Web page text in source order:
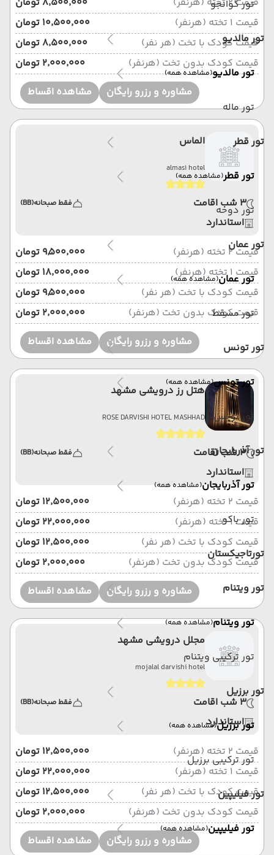
تور گوانجو
تور مالدیو
تور مالدیو(مشاهده همه)
تور ماله
تور قطر
تور قطر(مشاهده همه)
تور دوحه
تور عمان
تور عمان(مشاهده همه)
تور مسقط
تور تونس
تور تونس(مشاهده همه)
تور تونس
تور آذربایجان
تور آذربایجان(مشاهده همه)
تور باکو
تورتاجیکستان
تور ویتنام
تور ویتنام(مشاهده همه)
تور ترکیبی ویتنام
تور برزیل
تور برزیل(مشاهده همه)
تور ترکیبی برزیل
تور فیلیپین
تور فیلیپین(مشاهده همه)
قیمت 1 تخته (هرنفر)
۱۰٬۵۰۰٬۰۰۰ تومان
قیمت کودک با تخت (هر نفر)
۸٬۵۰۰٬۰۰۰ تومان
قیمت کودک بدون تخت (هرنفر)
۲٬۰۰۰٬۰۰۰ تومان
مشاوره و رزرو رایگان
مشاهده اقساط
الماس
almas1 hotel
3 شب اقامت فقط صبحانه(BB)
استاندارد
قیمت 2 تخته (هرنفر)
۹٬۵۰۰٬۰۰۰ تومان
قیمت 1 تخته (هرنفر)
۱۸٬۰۰۰٬۰۰۰ تومان
قیمت کودک با تخت (هر نفر)
۹٬۵۰۰٬۰۰۰ تومان
قیمت کودک بدون تخت (هرنفر)
۲٬۰۰۰٬۰۰۰ تومان
مشاوره و رزرو رایگان
مشاهده اقساط
هتل رز درویشی مشهد
ROSE DARVISHI HOTEL MASHHAD
3 شب اقامت فقط صبحانه(BB)
استاندارد
قیمت 2 تخته (هرنفر)
۱۲٬۵۰۰٬۰۰۰ تومان
قیمت 1 تخته (هرنفر)
۲۲٬۰۰۰٬۰۰۰ تومان
قیمت کودک با تخت (هر نفر)
۱۲٬۵۰۰٬۰۰۰ تومان
قیمت کودک بدون تخت (هرنفر)
۲٬۰۰۰٬۰۰۰ تومان
مشاوره و رزرو رایگان
مشاهده اقساط
مجلل درویشی مشهد
mojalal darvishi hotel
3 شب اقامت فقط صبحانه(BB)
استاندارد
قیمت 2 تخته (هرنفر)
۱۲٬۵۰۰٬۰۰۰ تومان
قیمت 1 تخته (هرنفر)
۲۲٬۰۰۰٬۰۰۰ تومان
قیمت کودک با تخت (هر نفر)
۱۲٬۵۰۰٬۰۰۰ تومان
قیمت کودک بدون تخت (هرنفر)
۲٬۰۰۰٬۰۰۰ تومان
مشاوره و رزرو رایگان
مشاهده اقساط